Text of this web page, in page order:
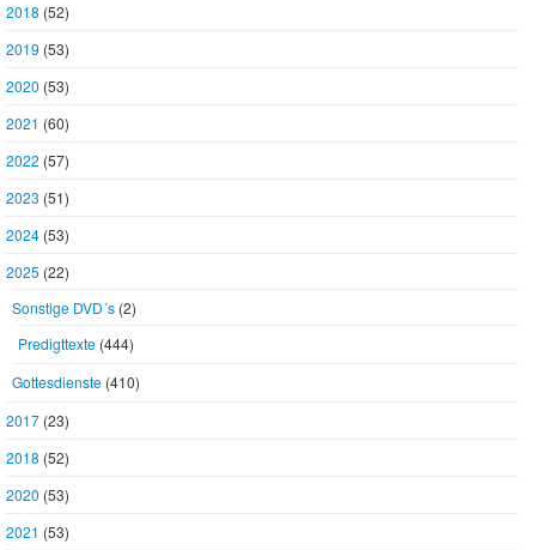
2018 (52)
2019 (53)
2020 (53)
2021 (60)
2022 (57)
2023 (51)
2024 (53)
2025 (22)
Sonstige DVD´s (2)
Predigttexte (444)
Gottesdienste (410)
2017 (23)
2018 (52)
2020 (53)
2021 (53)